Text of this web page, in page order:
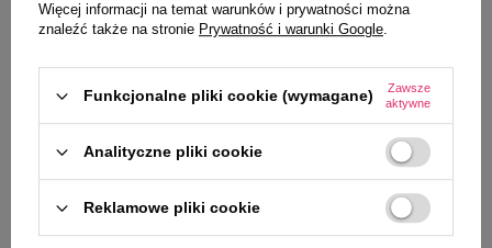
Molen PUUR Hamster 400g
Mokra karma dla psa Dolina
Noteci Premium bogata w
dziczyznę zestaw 24 x 400 g
193,57 zł
Najniższa cena produktu w okresie
30 dni przed wprowadzeniem
20,16 zł / kg
Więcej informacji na temat warunków i prywatności można
znaleźć także na stronie Prywatność i warunki Google.
Funkcjonalne pliki cookie (wymagane)
Zawsze
aktywne
Analityczne pliki cookie
Reklamowe pliki cookie